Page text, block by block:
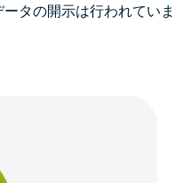
タの開示は行われていま